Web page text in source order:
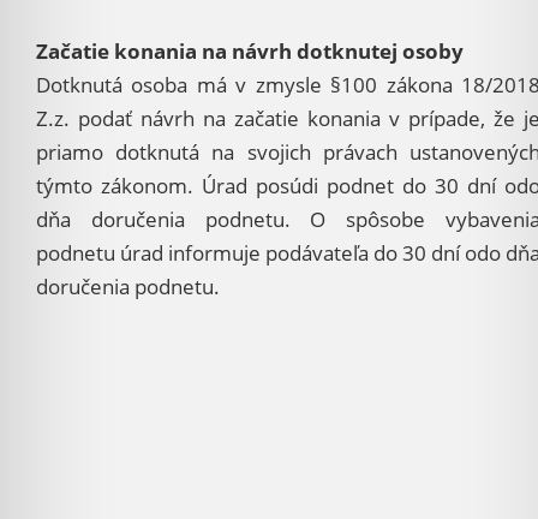
Začatie konania na návrh dotknutej osoby
Dotknutá osoba má v zmysle §100 zákona 18/
Z.z. podať návrh na začatie konania v prípade, že
priamo dotknutá na svojich právach
týmto zákonom. Úrad posúdi podnet do 30 dní
dňa doručenia podnetu. O spôsobe
podnetu úrad informuje podávateľa do 30 dní odo
doručenia podnetu.